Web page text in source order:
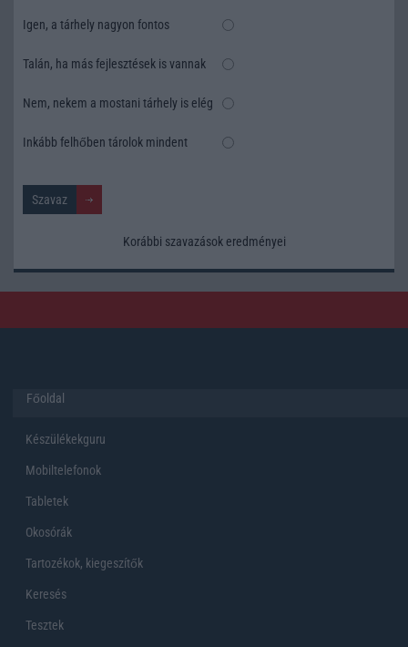
Igen, a tárhely nagyon fontos
Talán, ha más fejlesztések is vannak
Nem, nekem a mostani tárhely is elég
Inkább felhőben tárolok mindent
Korábbi szavazások eredményei
Főoldal
Készülékekguru
Mobiltelefonok
Tabletek
Okosórák
Tartozékok, kiegeszítők
Keresés
Tesztek